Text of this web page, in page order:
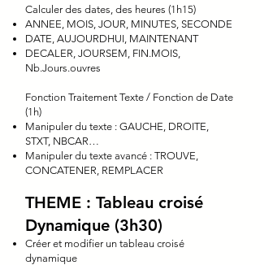
Calculer des dates, des heures (1h15)
ANNEE, MOIS, JOUR, MINUTES, SECONDE
DATE, AUJOURDHUI, MAINTENANT
DECALER, JOURSEM, FIN.MOIS,
Nb.Jours.ouvres
Fonction Traitement Texte / Fonction de Date
(1h)
Manipuler du texte : GAUCHE, DROITE,
STXT, NBCAR…
Manipuler du texte avancé : TROUVE,
CONCATENER, REMPLACER
THEME : Tableau croisé
Dynamique (3h30)
Créer et modifier un tableau croisé
dynamique